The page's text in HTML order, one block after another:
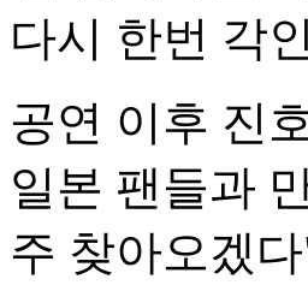
다시 한번 각
공연 이후 진
일본 팬들과
주 찾아오겠